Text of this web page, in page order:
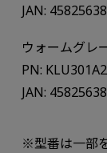
JAN:
ウォームグレ
PN:
JAN:
※型番は一部